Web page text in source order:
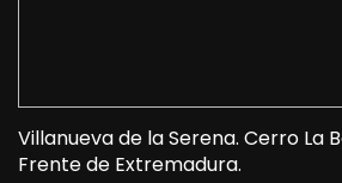
Villanueva de la Serena. Cerro La
Frente de Extremadura.